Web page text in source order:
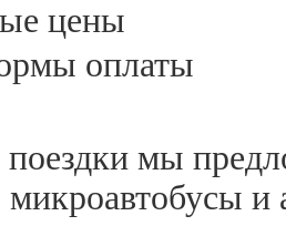
цены
оплаты
мы
и